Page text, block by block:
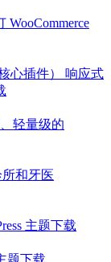
WooCommerce
心插件） 响应式
轻量级的
所和牙医
主题下载